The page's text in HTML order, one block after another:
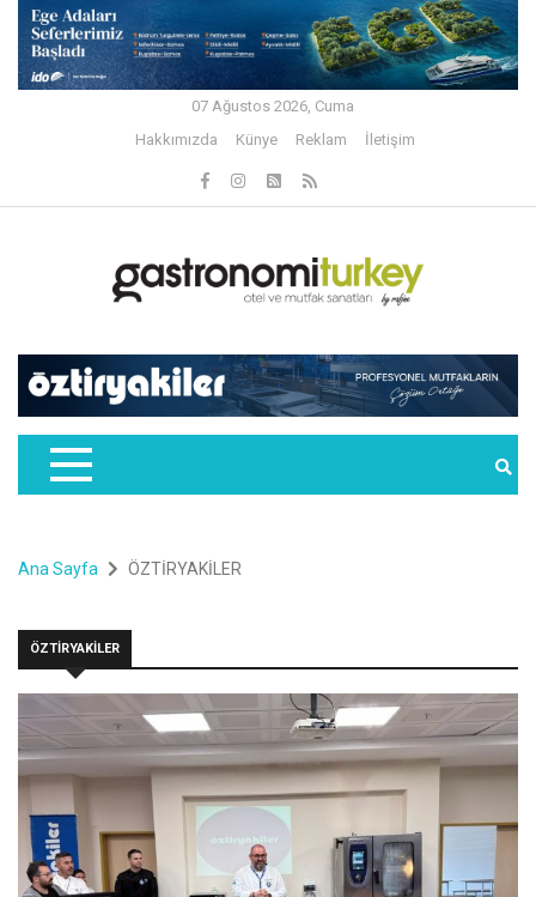
07 Ağustos 2026, Cuma
Hakkımızda
Künye Reklam İletişim
Ana Sayfa ÖZTİRYAKİLER
ÖZTİRYAKİLER